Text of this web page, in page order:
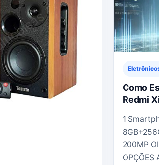
Como
Redmi
1
200MP